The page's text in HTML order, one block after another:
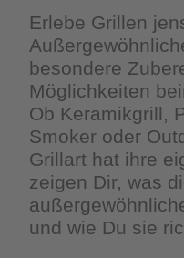
Erlebe Grillen
besondere
Möglichkeiten
Ob Keramikgrill,
Smoker oder
Grillart hat ihre
zeigen Dir, was
und wie Du sie